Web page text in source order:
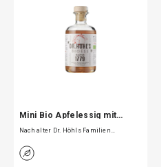
Mini Bio Apfelessig mit…
Nach alter Dr. Höhls Familien…